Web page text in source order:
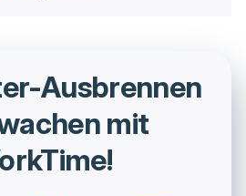
Ausbrennen
mit